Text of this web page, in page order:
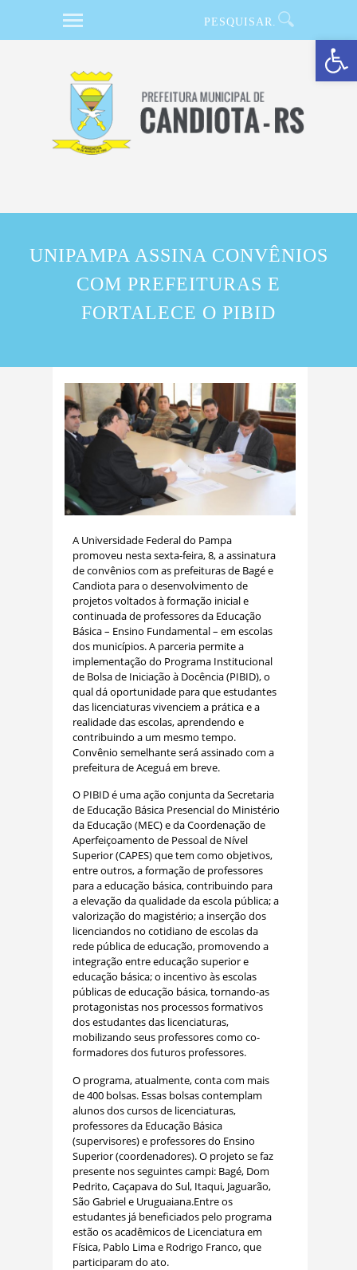
Barra de Ferramentas Aberta
UNIPAMPA ASSINA CONVÊNIOS
COM PREFEITURAS E
FORTALECE O PIBID
A Universidade Federal do Pampa
promoveu nesta sexta-feira, 8, a assinatura
de convênios com as prefeituras de Bagé e
Candiota para o desenvolvimento de
projetos voltados à formação inicial e
continuada de professores da Educação
Básica – Ensino Fundamental – em escolas
dos municípios. A parceria permite a
implementação do Programa Institucional
de Bolsa de Iniciação à Docência (PIBID), o
qual dá oportunidade para que estudantes
das licenciaturas vivenciem a prática e a
realidade das escolas, aprendendo e
contribuindo a um mesmo tempo.
Convênio semelhante será assinado com a
prefeitura de Aceguá em breve.
O PIBID é uma ação conjunta da Secretaria
de Educação Básica Presencial do Ministério
da Educação (MEC) e da Coordenação de
Aperfeiçoamento de Pessoal de Nível
Superior (CAPES) que tem como objetivos,
entre outros, a formação de professores
para a educação básica, contribuindo para
a elevação da qualidade da escola pública; a
valorização do magistério; a inserção dos
licenciandos no cotidiano de escolas da
rede pública de educação, promovendo a
integração entre educação superior e
educação básica; o incentivo às escolas
públicas de educação básica, tornando-as
protagonistas nos processos formativos
dos estudantes das licenciaturas,
mobilizando seus professores como co-
formadores dos futuros professores.
O programa, atualmente, conta com mais
de 400 bolsas. Essas bolsas contemplam
alunos dos cursos de licenciaturas,
professores da Educação Básica
(supervisores) e professores do Ensino
Superior (coordenadores). O projeto se faz
presente nos seguintes campi: Bagé, Dom
Pedrito, Caçapava do Sul, Itaqui, Jaguarão,
São Gabriel e Uruguaiana.Entre os
estudantes já beneficiados pelo programa
estão os acadêmicos de Licenciatura em
Física, Pablo Lima e Rodrigo Franco, que
participaram do ato.